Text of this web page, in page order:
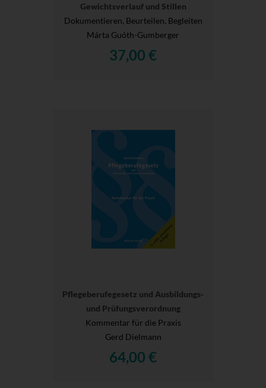
Gewichtsverlauf und Stillen
Dokumentieren, Beurteilen, Begleiten
Márta Guóth-Gumberger
37,00 €
Pflegeberufegesetz und Ausbildungs-
und Prüfungsverordnung
Kommentar für die Praxis
Gerd Dielmann
64,00 €